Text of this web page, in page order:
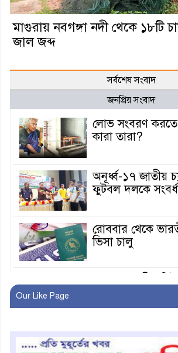
মাগুরায় নবগঙ্গা নদী থেকে ১৮টি
জাল জব্দ
সর্বশেষ সংবাদ
জনপ্রিয় সংবাদ
লোভ সংবরণ করতে
কারা তারা?
অনূর্ধ্ব-১৭ জাতীয়
ফুটবল দলকে
রোববার থেকে
ভিসা চালু
অবহিতকরণ
মাগুরায় আ’লীগের
কর্মসূচি প্রতিরোধে
Our Like Page